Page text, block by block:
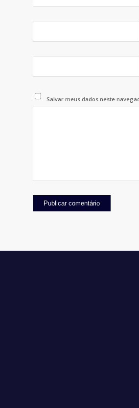
Salvar meus dados neste